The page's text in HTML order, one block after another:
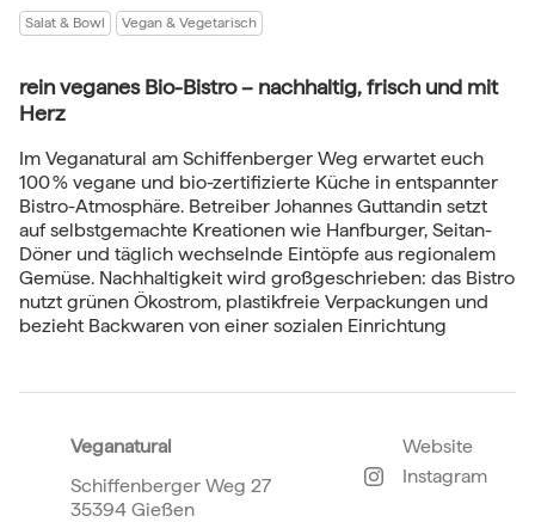
Salat & Bowl Vegan & Vegetarisch
rein veganes Bio-Bistro – nachhaltig, frisch und mit
Herz
Im Veganatural am Schiffenberger Weg erwartet euch
100 % vegane und bio-zertifizierte Küche in entspannter
Bistro-Atmosphäre. Betreiber Johannes Guttandin setzt
auf selbstgemachte Kreationen wie Hanfburger, Seitan-
Döner und täglich wechselnde Eintöpfe aus regionalem
Gemüse. Nachhaltigkeit wird großgeschrieben: das Bistro
nutzt grünen Ökostrom, plastikfreie Verpackungen und
bezieht Backwaren von einer sozialen Einrichtung
Veganatural
Schiffenberger Weg 27
35394 Gießen
Website
Instagram